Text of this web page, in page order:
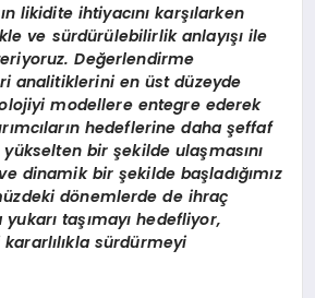
likidite ihtiyacını karşılarken
ve sürdürülebilirlik anlayışı ile
Değerlendirme
analitiklerini en üst düzeyde
modellere entegre ederek
hedeflerine daha şeffaf
bir şekilde ulaşmasını
dinamik bir şekilde başladığımız
dönemlerde de ihraç
yukarı taşımayı hedefliyor,
sürdürmeyi